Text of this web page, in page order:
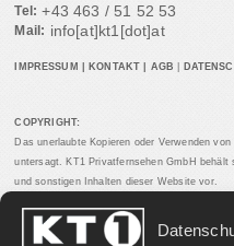
Tel: +43 463 / 51 52 53
Mail: info[at]kt1[dot]at
IMPRESSUM KONTAKT AGB
COPYRIGHT:
Das unerlaubte Kopieren oder Verwenden
untersagt. KT1 Privatfernsehen GmbH
und sonstigen Inhalten dieser Website vor.
PARTNERLINKS: